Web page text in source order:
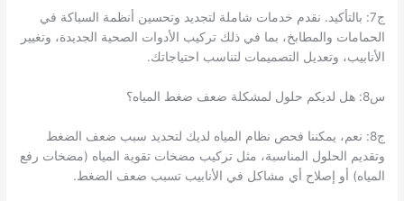
ج7: بالتأكيد. نقدم خدمات شاملة لتجديد وتحسين أنظمة السباكة في
الحمامات والمطابخ، بما في ذلك تركيب الأدوات الصحية الجديدة، وتغيير
الأنابيب، وتعديل التصميمات لتناسب احتياجاتك.
س8: هل لديكم حلول لمشكلة ضعف ضغط المياه؟
ج8: نعم، يمكننا فحص نظام المياه لديك لتحديد سبب ضعف الضغط
وتقديم الحلول المناسبة، مثل تركيب مضخات تقوية المياه (مضخات رفع
المياه) أو إصلاح أي مشاكل في الأنابيب تسبب ضعف الضغط.